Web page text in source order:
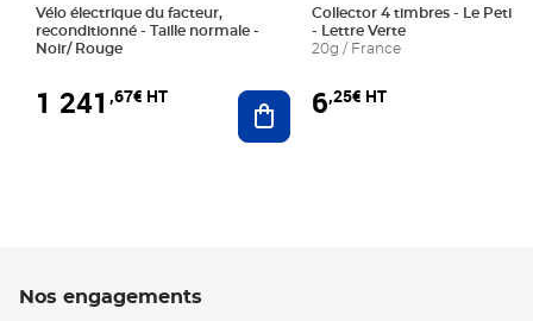
Vélo électrique du facteur,
reconditionné - Taille normale -
Noir/ Rouge
1 241 ,67€ HT Ajouter au panier
Collector 4 timbres - Le Petit
- Lettre Verte
20g / France
6,25€ HT
Nos engagements